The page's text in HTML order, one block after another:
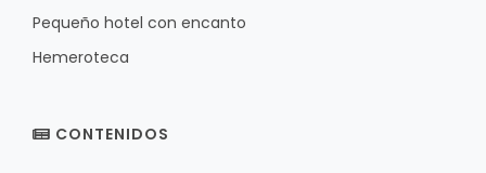
Pequeño hotel con encanto
Hemeroteca
CONTENIDOS